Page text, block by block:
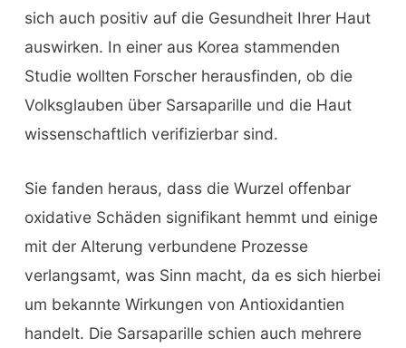
sich auch positiv auf die Gesundheit Ihrer Haut
auswirken. In einer aus Korea stammenden
Studie wollten Forscher herausfinden, ob die
Volksglauben über Sarsaparille und die Haut
wissenschaftlich verifizierbar sind.
Sie fanden heraus, dass die Wurzel offenbar
oxidative Schäden signifikant hemmt und einige
mit der Alterung verbundene Prozesse
verlangsamt, was Sinn macht, da es sich hierbei
um bekannte Wirkungen von Antioxidantien
handelt. Die Sarsaparille schien auch mehrere